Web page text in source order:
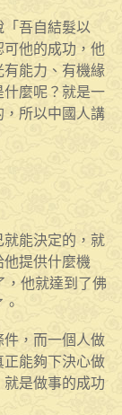
吾自結髮以
他的成功，他
能力、有機緣
麼呢？就是一
所以中國人講
能決定的，就
提供什麼機
，他就達到了佛
，而一個人做
能夠下決心做
是做事的成功